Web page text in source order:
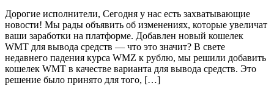
Дорогие исполнители, Сегодня у нас есть захватывающие
новости! Мы рады объявить об изменениях, которые увеличат
ваши заработки на платформе. Добавлен новый кошелек
WMT для вывода средств — что это значит? В свете
недавнего падения курса WMZ к рублю, мы решили добавить
кошелек WMT в качестве варианта для вывода средств. Это
решение было принято для того, […]